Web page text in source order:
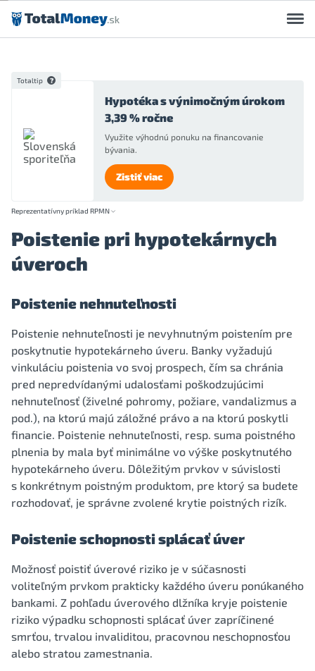
Preskočiť na obsah
Totaltip
Hypotéka s výnimočným úrokom
3,39 % ročne
Využite výhodnú ponuku na financovanie
bývania.
Zistiť viac
Reprezentatívny príklad RPMN
Poistenie pri hypotekárnych
úveroch
Poistenie nehnuteľnosti
Poistenie nehnuteľnosti je nevyhnutným poistením pre
poskytnutie hypotekárneho úveru. Banky vyžadujú
vinkuláciu poistenia vo svoj prospech, čím sa chránia
pred nepredvídanými udalosťami poškodzujúcimi
nehnuteľnosť (živelné pohromy, požiare, vandalizmus a
pod.), na ktorú majú záložné právo a na ktorú poskytli
financie. Poistenie nehnuteľnosti, resp. suma poistného
plnenia by mala byť minimálne vo výške poskytnutého
hypotekárneho úveru. Dôležitým prvkov v súvislosti
s konkrétnym poistným produktom, pre ktorý sa budete
rozhodovať, je správne zvolené krytie poistných rizík.
Poistenie schopnosti splácať úver
Možnosť poistiť úverové riziko je v súčasnosti
voliteľným prvkom prakticky každého úveru ponúkaného
bankami. Z pohľadu úverového dlžníka kryje poistenie
riziko výpadku schopnosti splácať úver zapríčinené
smrťou, trvalou invaliditou, pracovnou neschopnosťou
alebo stratou zamestnania.